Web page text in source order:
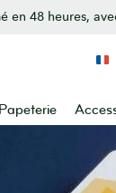
en 48 heures,
Papeterie